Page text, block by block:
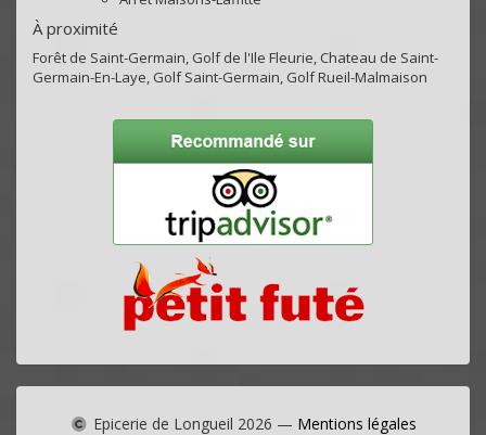
À proximité
Forêt de Saint-Germain, Golf de l'Ile Fleurie, Chateau de Saint-
Germain-En-Laye, Golf Saint-Germain, Golf Rueil-Malmaison
Epicerie de Longueil 2026 — Mentions légales